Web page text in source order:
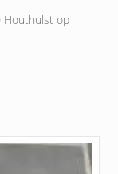
Houthulst op